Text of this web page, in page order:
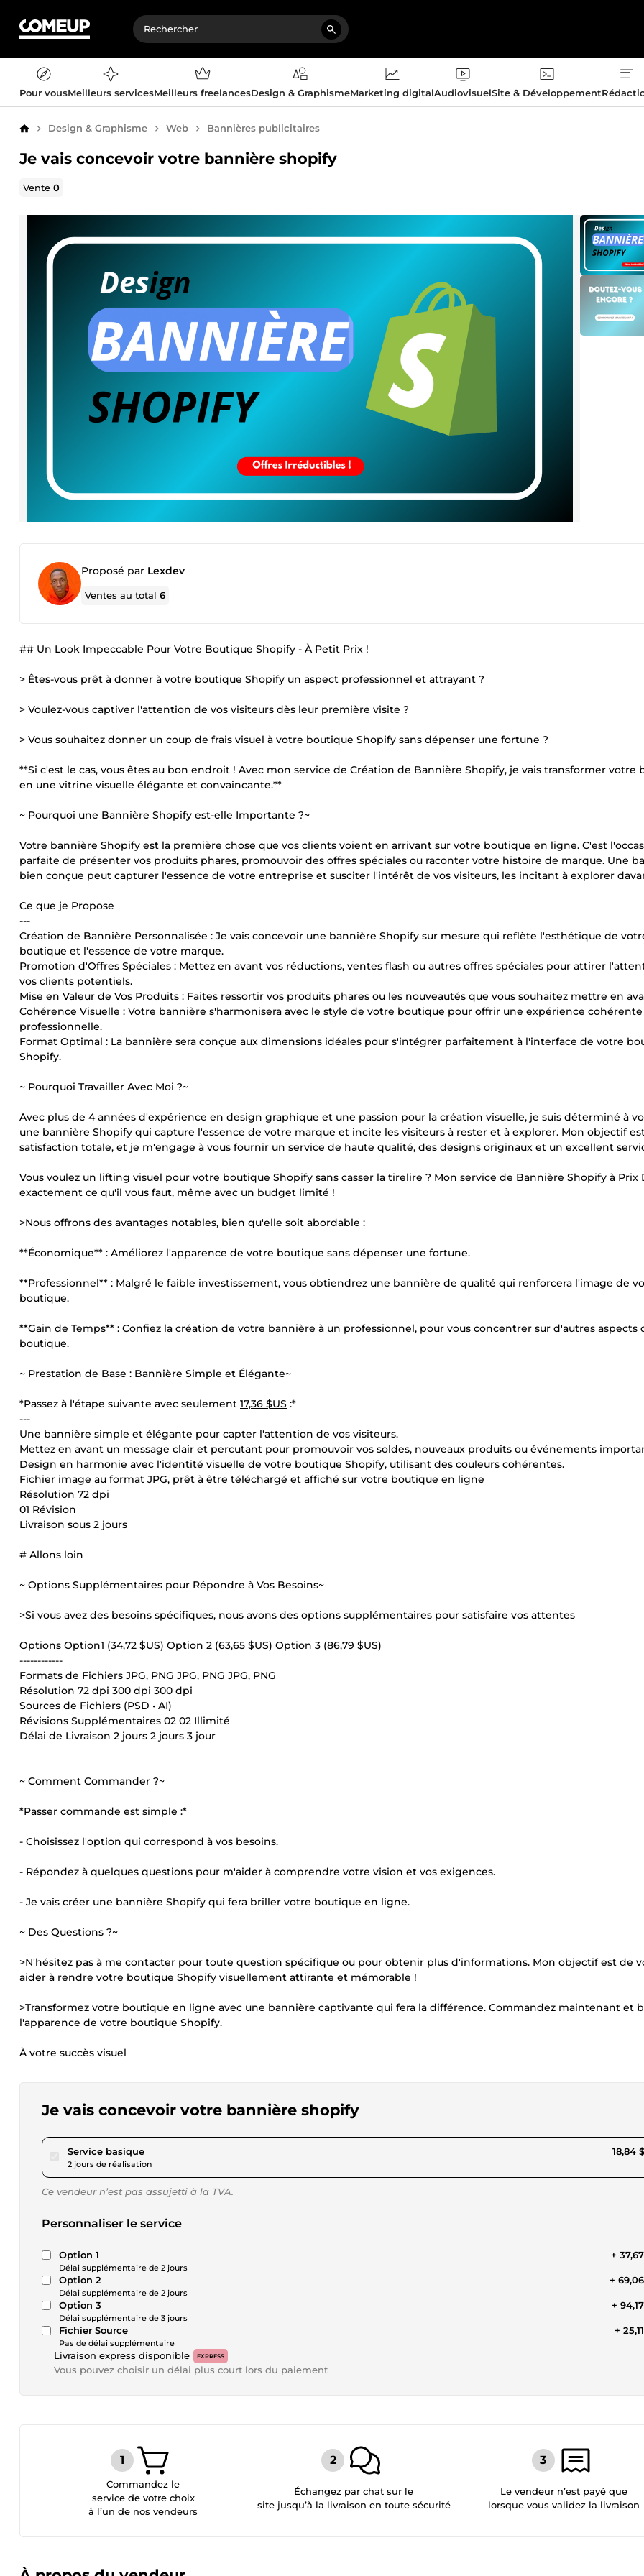
Pour vousMeilleurs servicesMeilleurs freelancesDesign & GraphismeMarketing digitalAudiovisuelSite & Développement
AccueilDesign & Graphisme Web Bannières publicitaires
Je vais concevoir votre bannière shopify
Vente0
Proposé par Lexdev
Ventes au total6
## Un Look Impeccable Pour Votre Boutique Shopify - À Petit Prix !
> Êtes-vous prêt à donner à votre boutique Shopify un aspect professionnel et attrayant ?
> Voulez-vous captiver l'attention de vos visiteurs dès leur première visite ?
> Vous souhaitez donner un coup de frais visuel à votre boutique Shopify sans dépenser une fortune ?
**Si c'est le cas, vous êtes au bon endroit ! Avec mon service de Création de Bannière Shopify, je vais transformer votre
en une vitrine visuelle élégante et convaincante.**
~ Pourquoi une Bannière Shopify est-elle Importante ?~
Votre bannière Shopify est la première chose que vos clients voient en arrivant sur votre boutique en ligne. C'est
parfaite de présenter vos produits phares, promouvoir des offres spéciales ou raconter votre histoire de marque. Une
bien conçue peut capturer l'essence de votre entreprise et susciter l'intérêt de vos visiteurs, les incitant à explorer
Ce que je Propose
---
Création de Bannière Personnalisée : Je vais concevoir une bannière Shopify sur mesure qui reflète l'esthétique de
boutique et l'essence de votre marque.
Promotion d'Offres Spéciales : Mettez en avant vos réductions, ventes flash ou autres offres spéciales pour attirer
vos clients potentiels.
Mise en Valeur de Vos Produits : Faites ressortir vos produits phares ou les nouveautés que vous souhaitez mettre en
Cohérence Visuelle : Votre bannière s'harmonisera avec le style de votre boutique pour offrir une expérience
professionnelle.
Format Optimal : La bannière sera conçue aux dimensions idéales pour s'intégrer parfaitement à l'interface de votre
Shopify.
~ Pourquoi Travailler Avec Moi ?~
Avec plus de 4 années d'expérience en design graphique et une passion pour la création visuelle, je suis déterminé à
une bannière Shopify qui capture l'essence de votre marque et incite les visiteurs à rester et à explorer. Mon objectif
satisfaction totale, et je m'engage à vous fournir un service de haute qualité, des designs originaux et un excellent
Vous voulez un lifting visuel pour votre boutique Shopify sans casser la tirelire ? Mon service de Bannière Shopify à Prix
exactement ce qu'il vous faut, même avec un budget limité !
>Nous offrons des avantages notables, bien qu'elle soit abordable :
**Économique** : Améliorez l'apparence de votre boutique sans dépenser une fortune.
**Professionnel** : Malgré le faible investissement, vous obtiendrez une bannière de qualité qui renforcera l'image de
boutique.
**Gain de Temps** : Confiez la création de votre bannière à un professionnel, pour vous concentrer sur d'autres aspects
boutique.
~ Prestation de Base : Bannière Simple et Élégante~
*Passez à l'étape suivante avec seulement 17,36 $US :*
---
Une bannière simple et élégante pour capter l'attention de vos visiteurs.
Mettez en avant un message clair et percutant pour promouvoir vos soldes, nouveaux produits ou événements
Design en harmonie avec l'identité visuelle de votre boutique Shopify, utilisant des couleurs cohérentes.
Fichier image au format JPG, prêt à être téléchargé et affiché sur votre boutique en ligne
Résolution 72 dpi
01 Révision
Livraison sous 2 jours
# Allons loin
~ Options Supplémentaires pour Répondre à Vos Besoins~
>Si vous avez des besoins spécifiques, nous avons des options supplémentaires pour satisfaire vos attentes
Options Option1 (34,72 $US) Option 2 (63,65 $US) Option 3 (86,79 $US)
------------
Formats de Fichiers JPG, PNG JPG, PNG JPG, PNG
Résolution 72 dpi 300 dpi 300 dpi
Sources de Fichiers (PSD • AI)
Révisions Supplémentaires 02 02 Illimité
Délai de Livraison 2 jours 2 jours 3 jour
~ Comment Commander ?~
*Passer commande est simple :*
- Choisissez l'option qui correspond à vos besoins.
- Répondez à quelques questions pour m'aider à comprendre votre vision et vos exigences.
- Je vais créer une bannière Shopify qui fera briller votre boutique en ligne.
~ Des Questions ?~
>N'hésitez pas à me contacter pour toute question spécifique ou pour obtenir plus d'informations. Mon objectif est de
aider à rendre votre boutique Shopify visuellement attirante et mémorable !
>Transformez votre boutique en ligne avec une bannière captivante qui fera la différence. Commandez maintenant et
l'apparence de votre boutique Shopify.
À votre succès visuel
Je vais concevoir votre bannière shopify
Service basiquepour 17,36 $US
2 jours de réalisation
18,84
Ce vendeur n’est pas assujetti à la TVA.
Personnaliser le service
Option 1
Délai supplémentaire de 2 jours
+
Option 2
Délai supplémentaire de 2 jours
+
Option 3
Délai supplémentaire de 3 jours
+
Fichier Source
Pas de délai supplémentaire
+
Livraison express disponible EXPRESS
Vous pouvez choisir un délai plus court lors du paiement
Commandez le
service de votre choix
à l’un de nos vendeurs
Échangez par chat sur le
site jusqu’à la livraison en toute sécurité
Le vendeur n’est payé que
lorsque vous validez la livraison